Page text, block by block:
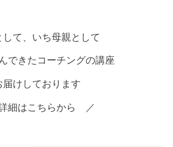
して、いち母親として
できたコーチングの講座
届けしております
細はこちらから ／